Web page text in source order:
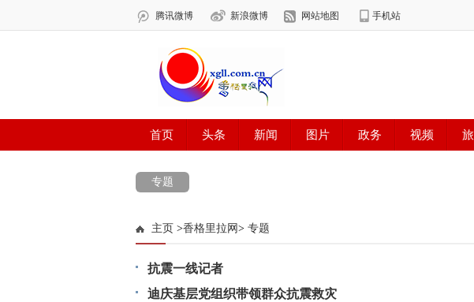
专题
主页 >香格里拉网 > 专题
抗震一线记者
迪庆基层党组织带领群众抗震救灾